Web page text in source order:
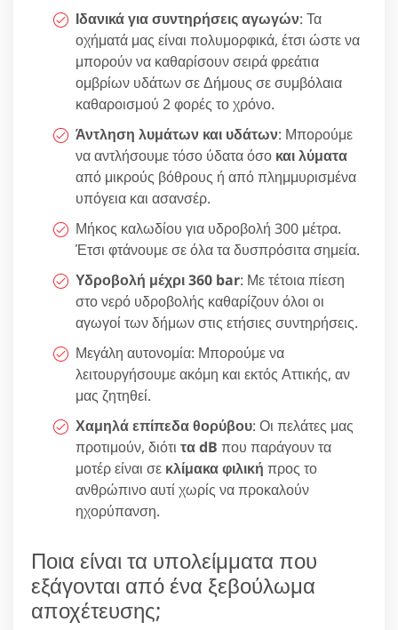
Ιδανικά για συντηρήσεις αγωγών: Τα
οχήματά μας είναι πολυμορφικά, έτσι ώστε να
μπορούν να καθαρίσουν σειρά φρεάτια
ομβρίων υδάτων σε Δήμους σε συμβόλαια
καθαροισμού 2 φορές το χρόνο.
Άντληση λυμάτων και υδάτων: Μπορούμε
να αντλήσουμε τόσο ύδατα όσο και λύματα
από μικρούς βόθρους ή από πλημμυρισμένα
υπόγεια και ασανσέρ.
Μήκος καλωδίου για υδροβολή 300 μέτρα.
Έτσι φτάνουμε σε όλα τα δυσπρόσιτα σημεία.
Υδροβολή μέχρι 360 bar: Με τέτοια πίεση
στο νερό υδροβολής καθαρίζουν όλοι οι
αγωγοί των δήμων στις ετήσιες συντηρήσεις.
Μεγάλη αυτονομία: Μπορούμε να
λειτουργήσουμε ακόμη και εκτός Αττικής, αν
μας ζητηθεί.
Χαμηλά επίπεδα θορύβου: Οι πελάτες μας
προτιμούν, διότι τα dB που παράγουν τα
μοτέρ είναι σε κλίμακα φιλική προς το
ανθρώπινο αυτί χωρίς να προκαλούν
ηχορύπανση.
Ποια είναι τα υπολείμματα που
εξάγονται από ένα ξεβούλωμα
αποχέτευσης;